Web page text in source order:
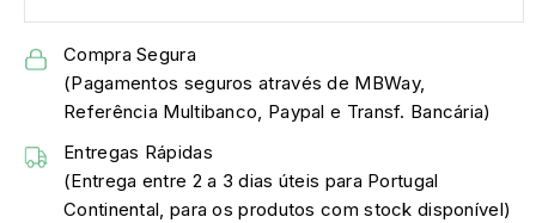
Compra Segura
(Pagamentos seguros através de MBWay,
Referência Multibanco, Paypal e Transf. Bancária)
Entregas Rápidas
(Entrega entre 2 a 3 dias úteis para Portugal
Continental, para os produtos com stock disponível)